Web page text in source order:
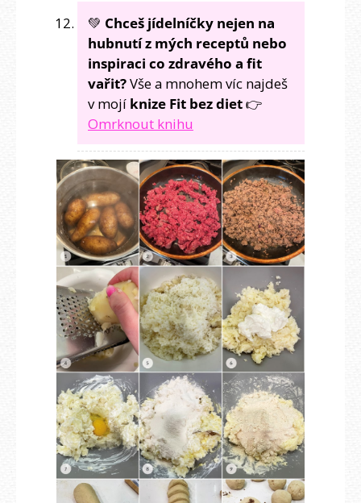
💚 Chceš jídelníčky nejen na
hubnutí z mých receptů nebo
inspiraci co zdravého a fit
vařit?Vše a mnohem víc najdeš
v mojí knize Fit bez diet👉
Omrknout knihu